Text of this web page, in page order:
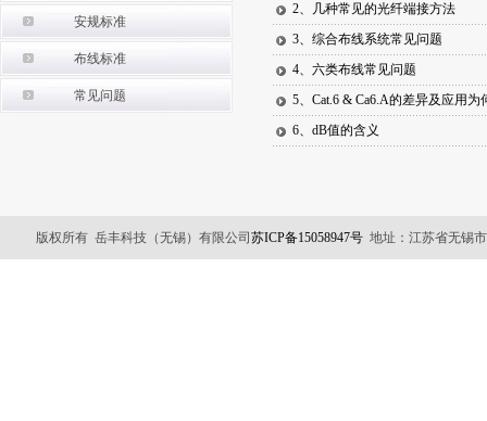
安规标准
布线标准
常见问题
2、几种常见的光纤端接方法
3、综合布线系统常见问题
4、六类布线常见问题
5、Cat.6 & Ca6.A的差异及应用为
6、dB值的含义
版权所有 岳丰科技（无锡）有限公司苏ICP备15058947号 地址：江苏省无锡